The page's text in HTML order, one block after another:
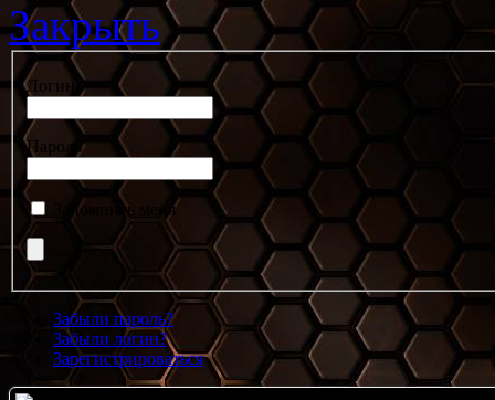
Закрыть
Логин
Пароль
Запомнить меня
Забыли пароль?
Забыли логин?
Зарегистрироваться